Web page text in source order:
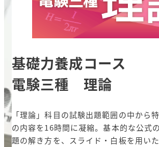
基礎力養成コース
電験三種 理論
「理論」科目の試験出題範囲の中から
の内容を16時間に凝縮。基本的な公式
題の解き方を、スライド・白板を用い